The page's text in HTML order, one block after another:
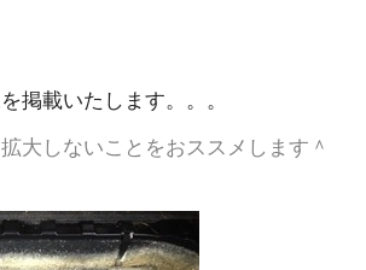
掲載いたします。。。
大しないことをおススメします＾